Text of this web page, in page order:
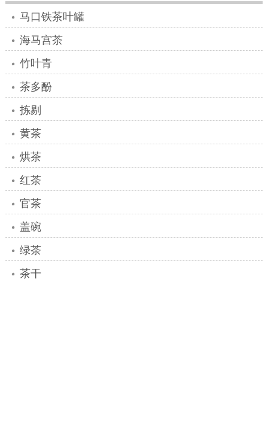
马口铁茶叶罐
海马宫茶
竹叶青
茶多酚
拣剔
黄茶
烘茶
红茶
官茶
盖碗
绿茶
茶干